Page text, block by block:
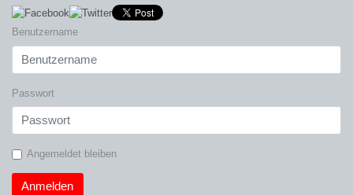
Benutzername
Passwort
Angemeldet bleiben
Anmelden